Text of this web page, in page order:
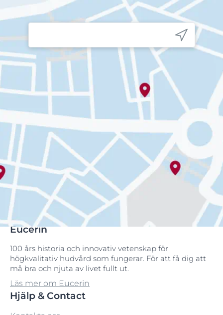
Eucerin
100 års historia och innovativ vetenskap för
högkvalitativ hudvård som fungerar. För att få dig att
må bra och njuta av livet fullt ut.
Läs mer om Eucerin
Hjälp & Contact